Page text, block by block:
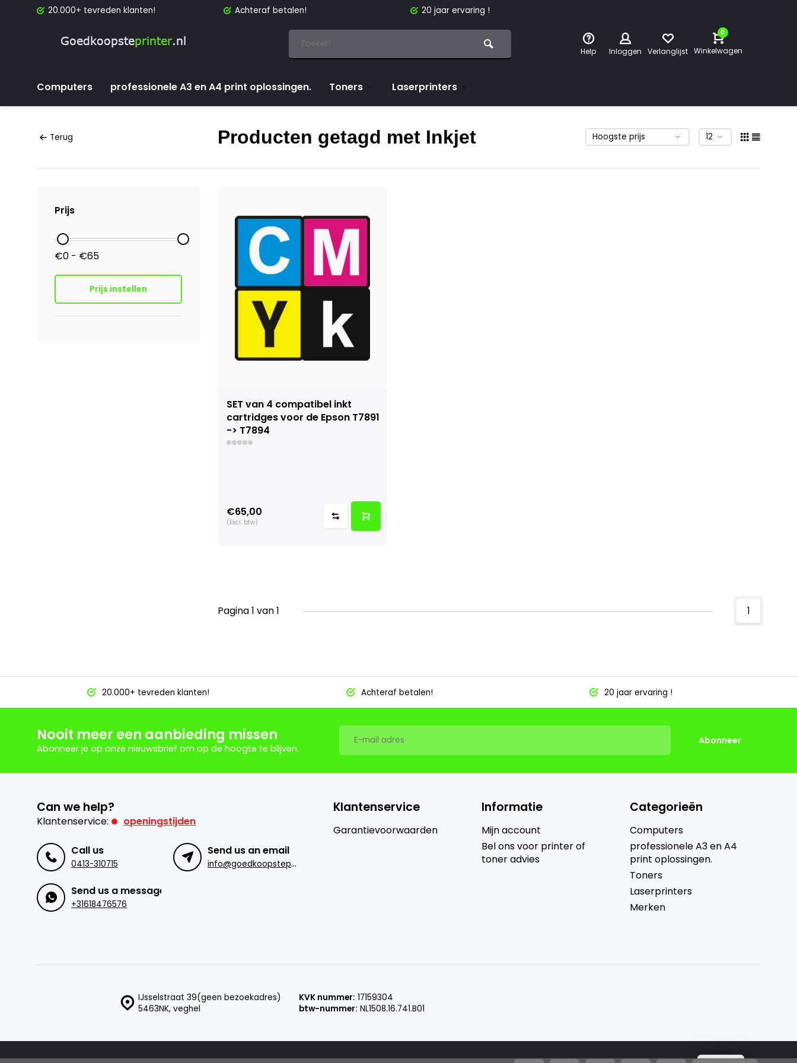
20.000+ tevreden klanten! Achteraf betalen! 20 jaar ervaring !
Help Inloggen Verlanglijst
0
Winkelwagen
Computers professionele A3 en A4 print oplossingen. Toners Laserprinters
Terug Producten getagd met Inkjet
Prijs
€0 - €65
Prijs instellen
SET van 4 compatibel inkt
cartridges voor de Epson T7891
-> T7894
€65,00
(Excl. btw)
Pagina 1 van 1 1
20.000+ tevreden klanten! Achteraf betalen! 20 jaar ervaring !
Nooit meer een aanbieding missen
Abonneer je op onze nieuwsbrief om op de hoogte te blijven.
Abonneer
Can we help?
Klantenservice: openingstijden
Call us
0413-310715
Send us an email
i
nfo@goedkoopsteprinter.nl
Send us a message
+31618476576
Klantenservice
Garantievoorwaarden
Informatie
Mijn account
Bel ons voor printer of
toner advies
Categorieën
Computers
professionele A3 en A4
print oplossingen.
Toners
Laserprinters
Merken
IJsselstraat 39(geen bezoekadres)
5463NK, veghel
KVK nummer: 17159304
btw-nummer: NL1508.16.741.B01